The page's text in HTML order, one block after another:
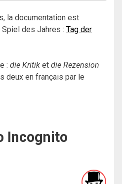
la documentation est
des Jahres : Tag der
: die Kritik et die Rezension
deux en français par le
Incognito